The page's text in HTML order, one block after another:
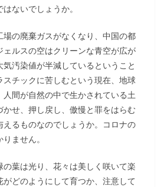
ないでしょうか。
の廃棄ガスがなくなり、中国の都
ルスの空はクリーンな青空が広が
気汚染値が半減しているということ
スチックに苦しむという現在、地球
間が自然の中で生かされている土
せ、押し戻し、傲慢と罪をはらむ
るものなのでしょうか。コロナの
ません。
の葉は光り、花々は美しく咲いて楽
がどのようにして育つか、注意して